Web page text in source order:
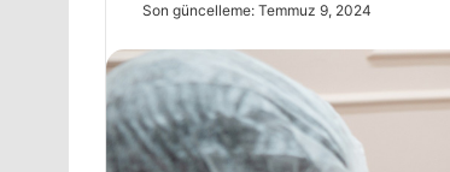
Son güncelleme: Temmuz 9, 2024